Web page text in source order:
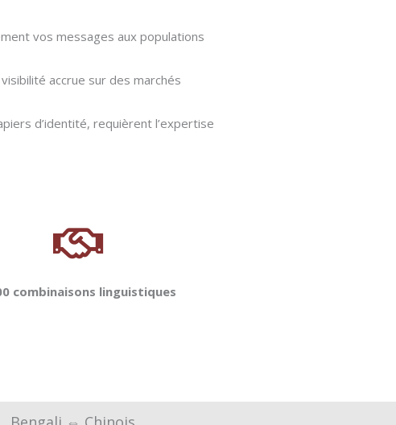
vos messages aux populations
accrue sur des marchés
d’identité, requièrent l’expertise
combinaisons linguistiques